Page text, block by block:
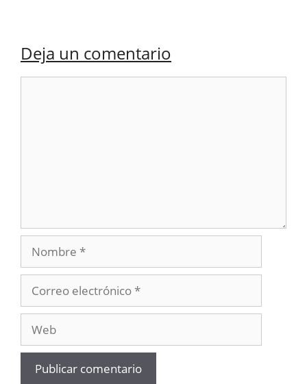
Deja un comentario
Nombre
electrónico